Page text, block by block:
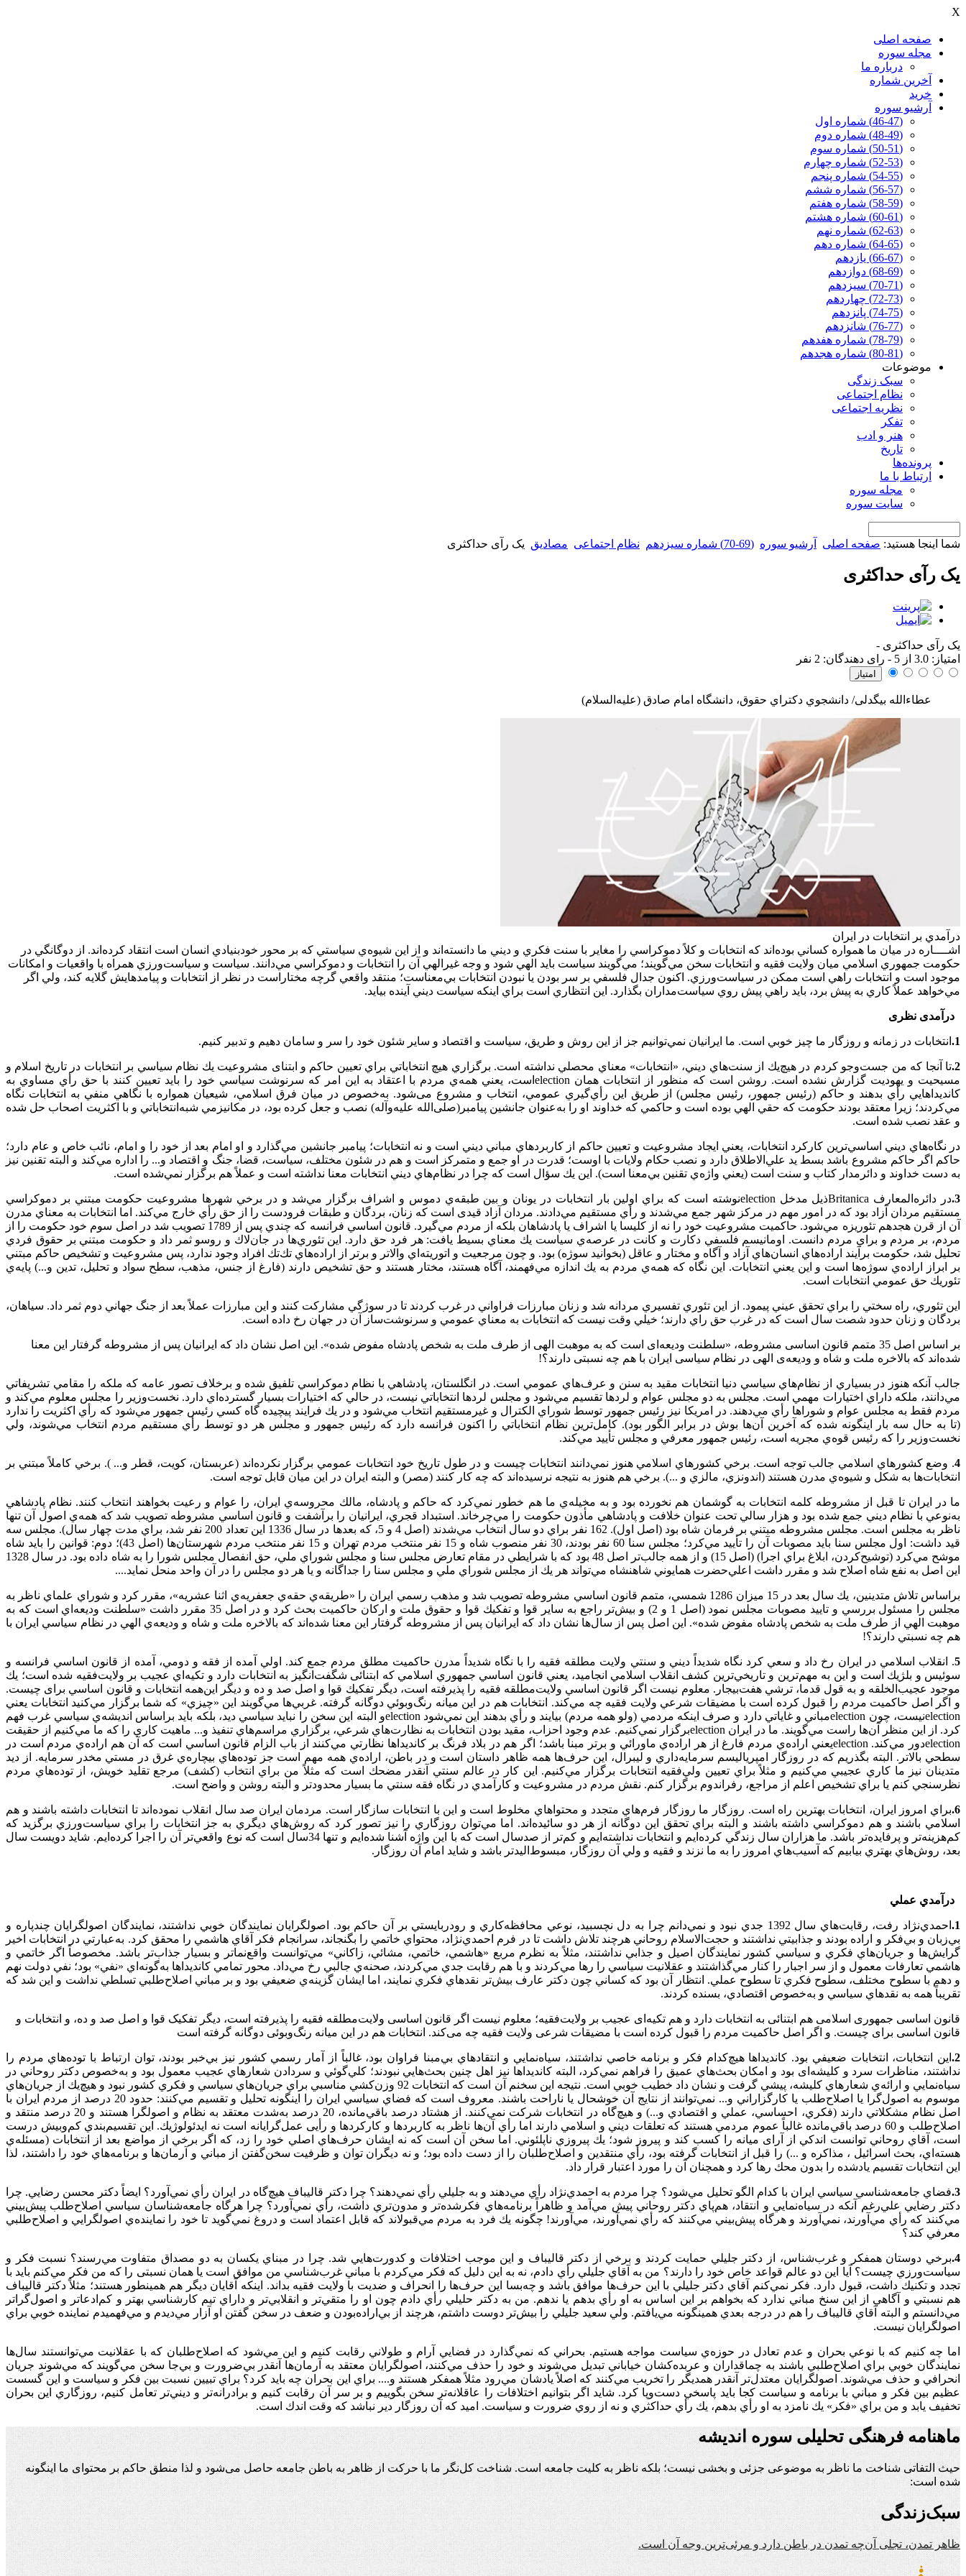
X
صفحه اصلی
مجله سوره
درباره ما
آخرين شماره
خرید
آرشیو سوره
(46-47) شماره اول
(48-49) شماره دوم
(50-51) شماره سوم
(52-53) شماره چهارم
(54-55) شماره پنجم
(56-57) شماره ششم
(58-59) شماره هفتم
(60-61) شماره هشتم
(62-63) شماره نهم
(64-65) شماره دهم
(66-67) یازدهم
(68-69) دوازدهم
(70-71) سیزدهم
(72-73) چهاردهم
(74-75) پانزدهم
(76-77) شانزدهم
(78-79) شماره هفدهم
(80-81) شماره هجدهم
موضوعات
سبک زندگی
نظام اجتماعی
نظریه اجتماعی
تفکر
هنر و ادب
تاریخ
پرونده‌ها
ارتباط با ما
مجله سوره
سایت سوره
شما اینجا هستید: صفحه اصلی آرشیو سوره (69-70) شماره سیزدهم نظام اجتماعی مصادیق یک رآی حداکثری
یک رآی حداکثری
یک رآی حداکثری -
امتياز: 3.0 از 5 - رای دهندگان: 2 نفر
عطاءالله بیگدلی/ دانشجوي دکتراي حقوق، دانشگاه امام صادق (عليه‌السلام)
درآمدي بر انتخابات در ايران
اشــــاره در ميان ما همواره کساني بوده‌اند که انتخابات و کلاً دموکراسي را مغاير با سنت فکري و ديني ما دانسته‌اند و از اين شيوه‌ي سياستي که بر محور خودبنيادي انسان است انتقاد کرده‌اند. از دوگانگي در
حکومت جمهوري اسلامي ميان ولايت فقيه و انتخابات سخن مي‌گويند؛ مي‌گويند سياست بايد الهي شود و وجه غيرالهي آن را انتخابات و دموکراسي مي‌دانند. سياست و سياست‌ورزي همراه با واقعيات و امکانات
موجود است و انتخابات راهي است ممکن در سياست‌ورزي. اکنون جدال فلسفي بر سر بودن يا نبودن انتخابات بي‌معناست؛ منتقد واقعي گرچه مختاراست در نظر از انتخابات و پيامدهايش گلايه کند، ولي اگر
مي‌خواهد عملاً کاري به پيش برد، بايد راهي پيش روي سياست‌مداران بگذارد. اين انتظاري است براي اينکه سياست ديني آينده بيايد.
درآمدی نظری
1. انتخابات در زمانه و روزگار ما چيز خوبي است. ما ايرانيان نمي‌توانيم جز از اين روش و طريق‌، سياست و اقتصاد و ساير شئون خود را سر و سامان دهيم و تدبير كنيم.
2. تا آنجا كه من جست‌وجو كردم در هيچ‌يك از سنت‌هاي ديني، «انتخابات» معناي محصلي نداشته است. برگزاري هيچ انتخاباتي براي تعيين حاكم و ابتنای مشروعيت يك نظام سياسي بر انتخابات در تاريخ اسلام و
مسيحيت و يهوديت گزارش نشده است. روشن است كه منظور از انتخابات همان electionاست، يعني همه‌ي مردم با اعتقاد به اين امر كه سرنوشت سياسي خود را بايد تعيين كنند با حق رأي مساوي به
كانديدا‌هايي رأي بدهند و حاكم (رئيس جمهور، رئيس مجلس) از طريق اين رأي‌گيري عمومي، انتخاب و مشروع میشود. به‌خصوص در ميان فرق اسلامي، شيعيان همواره با نگاهي منفي به انتخابات نگاه
مي‌كردند؛ زيرا معتقد بودند حكومت كه حقي الهي بوده است و حاكمي كه خداوند او را به‌عنوان جانشين پيامبر(صلی الله علیه‌و‌آله) نصب و جعل كرده بود، در مكانيزمي شبه انتخاباتي و با اكثريت اصحاب حل شده
و عقد نصب شده است.
در نگاههاي ديني اساسي‌ترين كاركرد انتخابات، يعني ايجاد مشروعيت و تعيين حاكم از كاربرد‌هاي مباني ديني است و نه انتخابات؛ پيامبر جانشين مي‌گذارد و او امام بعد از خود را و امام، نائب خاص و عام دارد؛
حاكم اگر حاكم مشروع باشد بسط يد علي‌‌الاطلاق دارد و نصب حكام ولايات با اوست؛ قدرت در او جمع و متمركز است و هم در شئون مختلف، سياست، قضا، جنگ و اقتصاد و... را اداره مي‌كند و البته تقنین نيز
به دست خداوند و دائرمدار كتاب و سنت است (يعني واژه‌ي تقنین بي‌معنا است). اين يك سؤال است كه چرا در نظام‌هاي ديني انتخابات معنا نداشته است و عملاً هم برگزار نمي‌شده است.
3. در دائره‌المعارف Britanicaذيل مدخل electionنوشته است كه براي اولين بار انتخابات در يونان و بين طبقه‌ي دموس و اشراف برگزار مي‌شد و در برخي شهرها مشروعيت حكومت مبتني بر دموكراسي
مستقيم مردان آزاد بود كه در امور مهم در مركز شهر جمع مي‌شدند و رأي مستقيم مي‌دادند. مردان آزاد قیدی است كه زنان، بردگان و طبقات فرودست را از حق رأي خارج مي‌كند. اما انتخابات به معناي مدرن
آن از قرن هجدهم تئوریزه مي‌شود. حاكميت مشروعيت خود را نه از كليسا يا اشراف يا پادشاهان بلكه از مردم مي‌گيرد. قانون اساسي فرانسه كه چندي پس از 1789 تصويب شد در اصل سوم خود حكومت را از
مردم، بر مردم و براي مردم دانست. اومانيسم فلسفي دكارت و كانت در عرصه‌ي سياست يك معناي بسيط يافت: هر فرد حق دارد. اين تئوري‌ها در جان‌لاك و روسو ثمر داد و حكومت مبتني بر حقوق فردي
تحليل شد، حكومت برآيند اراده‌هاي انسان‌هاي آزاد و آگاه و مختار و عاقل (بخوانيد سوژه) بود. و چون مرجعيت و اتوريته‌اي والاتر و برتر از اراده‌هاي تك‌تك افراد وجود ندارد، پس مشروعيت و تشخيص حاكم مبتني
بر ابراز اراده‌ي سوژه‌ها است و اين يعني انتخابات. اين نگاه كه همه‌ي مردم به يك اندازه مي‌فهمند، آگاه هستند، مختار هستند و حق تشخيص دارند (فارغ از جنس، مذهب، سطح سواد و تحليل، تدين و...) پايه‌ي
تئوريك حق عمومي انتخابات است.
اين تئوري، راه سختي را براي تحقق عيني پيمود. از اين تئوري تفسيري مردانه شد و زنان مبارزات فراواني در غرب كردند تا در سوژگي مشاركت كنند و اين مبارزات عملاً بعد از جنگ جهاني دوم ثمر داد. سياهان،
بردگان و زنان حدود شصت سال است كه در غرب حق راي دارند؛ خيلي وقت نيست كه انتخابات به معناي عمومي و سرنوشت‌ساز آن در جهان رخ داده است.
بر اساس اصل 35 متمم قانون اساسی مشروطه، «سلطنت ودیعه‌ای است که به موهبت الهی از طرف ملت به شخص پادشاه مفوض شده». این اصل نشان داد که ایرانیان پس از مشروطه گرفتار این معنا
شده‌اند که بالاخره ملت و شاه و ودیعه‌ی الهی در نظام سیاسی ایران با هم چه نسبتی دارند؟!
جالب آنكه هنوز در بسياري از نظام‌هاي‌ سياسي دنيا انتخابات مقيد به سنن و عرف‌هاي عمومي است. در انگلستان، پادشاهي با نظام دموكراسي تلفيق شده و برخلاف تصور عامه كه ملكه را مقامي تشريفاتي
مي‌دانند، ملكه داراي اختيارات مهمي است. مجلس به دو مجلس عوام و لردها تقسيم مي‌شود و مجلس لردها انتخاباتي نيست، در حالي كه اختيارات بسيار گسترده‌اي دارد. نخست‌وزير را مجلس معلوم مي‌كند و
مردم فقط به مجلس عوام و شورا‌ها رأي مي‌دهند. در امريكا نيز رئيس جمهور توسط شوراي الکترال و غير‌مستقيم انتخاب مي‌شود و در يك فرايند پيچيده گاه كسي رئيس جمهور مي‌شود كه رأي اكثريت را ندارد
(تا به حال سه بار اينگونه شده كه آخرين آنها بوش در برابر الگور بود). كامل‌ترين نظام انتخاباتي را اكنون فرانسه دارد كه رئيس جمهور و مجلس هر دو توسط رأي مستقيم مردم انتخاب مي‌شوند، ولي
نخست‌وزير را كه رئيس قوه‌ي مجريه است، رئيس جمهور معرفي و مجلس تأييد مي‌كند.
4. وضع كشور‌‌هاي اسلامي جالب توجه است. برخي كشور‌هاي اسلامي هنوز نمي‌دانند انتخابات چيست و در طول تاريخ خود انتخابات عمومي برگزار نكرده‌اند (عربستان، كويت، قطر و... ). برخي كاملاً مبتني بر
انتخابات‌ها به شكل و شيوه‌ي مدرن هستند (اندونزي، مالزي و ...). برخي هم هنوز به نتيجه نرسيده‌اند كه چه كار كنند (مصر) و البته ايران در اين ميان قابل توجه است.
ما در ايران تا قبل از مشروطه كلمه انتخابات به گوشمان هم نخورده بود و به مخيله‌ي ما هم خطور نمي‌كرد كه حاكم و پادشاه، مالك محروسه‌ي ايران، را عوام و رعيت بخواهند انتخاب كنند. نظام پادشاهي
به‌نوعي با نظام ديني جمع شده بود و هزار سالي تحت عنوان خلافت و پادشاهي مأذون حكومت را مي‌چرخاند. استبداد قجري، ايرانيان را برآشفت و قانون اساسي مشروطه تصويب شد كه همه‌ي اصول آن تنها
ناظر به مجلس است. مجلس مشروطه مبتني بر فرمان شاه بود (اصل اول). 162 نفر براي دو سال انتخاب مي‌شدند (اصل 4 و 5، که بعدها در سال 1336 اين تعداد 200 نفر شد، براي مدت چهار سال). مجلس سه
قید داشت: اول مجلس سنا بايد مصوبات آن را تأييد مي‌كرد؛ مجلس سنا 60 نفر بودند، 30 نفر منصوب شاه و 15 نفر منتخب مردم تهران و 15 نفر منتخب مردم شهرستان‌ها (اصل 43)؛ دوم: قوانين را بايد شاه
موشح مي
كرد (توشيح‌کردن، ابلاغ براي اجرا) (اصل 15) و از همه جالب‌تر اصل 48 بود كه با شرايطي در مقام تعارض مجلس سنا و مجلس شوراي ملي، حق‌ انفصال مجلس شورا را به شاه داده بود. در سال 1328
اين اصل به نفع شاه اصلاح شد و مقرر داشت اعلي‌حضرت همايوني شاهنشاه مي‌تواند هر يك از مجلس شوراي ملي و مجلس سنا را جداگانه و يا هر دو مجلس را در آن واحد منحل نمايد....
براساس تلاش متدينين، يك سال بعد در 15 ميزان 1286 شمسي، متمم قانون اساسي مشروطه تصويب شد و مذهب رسمي ايران را «طريقه‌ي حقه‌ي‌ جعفريه‌ي ‌اثنا‌ عشريه»، مقرر كرد و شوراي علماي ناظر به
مجلس را مسئول بررسي و تاييد مصوبات مجلس نمود (اصل 1 و 2) و بيش‌تر راجع به ساير قوا و تفكيك قوا و حقوق ملت و اركان حاكميت بحث كرد و در اصل 35 مقرر داشت «سلطنت وديعه‌اي است كه به
موهبت الهي از طرف ملت به شخص پادشاه مفوض شده». اين اصل پس از سال‌ها نشان داد كه ايرانيان پس از مشروطه گرفتار اين معنا شده‌اند كه بالاخره ملت و شاه و وديعه‌ي الهي در نظام سياسي ايران با
هم چه نسبتي دارند؟!
5. انقلاب اسلامي در ايران رخ داد و سعي كرد نگاه شديداً ديني و سنتي ولايت مطلقه فقيه را با نگاه شديداً مدرن حاكميت مطلق مردم جمع كند. اولي آمده از فقه و دومي، آمده از قانون اساسي فرانسه و
سوئيس و بلژيك است و اين به مهم‌ترين و تاريخي‌ترين كشف انقلاب اسلامي انجاميد، يعني قانون اساسي جمهوري اسلامي كه ابتنائی شگفت‌انگيز به انتخابات دارد و تكيه‌اي عجيب بر ولايت‌فقيه شده است؛ يك
موجود عجيب‌الخلقه و به قول قدما، ترشي هفت‌بيجار. معلوم نيست اگر قانون اساسي ولايت‌مطلقه فقيه را پذيرفته است، ديگر تفكيك قوا و اصل صد و ده و ديگر اين‌همه انتخابات و قانون اساسي برای چيست.
و اگر اصل حاكميت مردم را قبول كرده است با مضيقات شرعي ولايت فقيه چه مي‌كند. انتخابات هم در اين ميانه رنگ‌وبوئي دوگانه گرفته. غربي‌ها مي‌گويند اين «چيزي» كه شما برگزار مي‌كنيد انتخابات يعني
electionنيست، چون electionمباني و غاياتي دارد و صرف اينكه مردمي (ولو همه مردم) بيايند و رأي بدهند اين نمي‌شود electionو البته اين سخن را نبايد سياسي ديد، بلكه بايد براساس انديشه‌ي سياسي غرب فهم
كرد. از اين منظر آن‌ها راست مي‌گويند. ما در ايران electionبرگزار نمي‌كنيم. عدم وجود احزاب، مقيد بودن انتخابات به نظارت‌هاي شرعي، برگزاري‌ مراسم‌هاي تنفيذ و... ماهيت كاري را كه ما مي‌كنيم از حقيقت
electionدور مي‌كند. electionيعني اراده‌ي مردم فارغ از هر اراده‌ي ماورائي و برتر مبنا باشد؛ اگر هم در بلاد فرنگ بر كانديداها نظارتي مي‌كنند از باب الزام قانون اساسي است كه آن هم اراده‌ي مردم است در
سطحي بالاتر. البته بگذريم كه در روزگار امپرياليسم سرمايه‌داري و ليبرال، اين حر‌ف‌ها همه ظاهر داستان است و در باطن، اراده‌ي همه مهم است جز توده‌هاي بيچاره‌ي غرق در مستي مخدر سرمايه. از ديد
متدينان نيز ما كاري عجيبي مي‌كنيم و مثلاً براي تعيين ولي‌فقيه انتخابات برگزار مي‌كنيم. اين كار در عالم سنتي آنقدر مضحك است كه مثلاً من براي انتخاب (كشف) مرجع تقليد خويش، از توده‌هاي مردم
نظرسنجي كنم يا براي تشخيص اعلم از مراجع، رفراندوم برگزار كنم. نقش مردم در مشروعيت و كارآمدي در نگاه فقه سنتي ما بسيار محدودتر و البته روشن و واضح است.
6. براي امروز ايران، انتخابات بهترين راه است. روزگار ما روزگار فرم‌هاي متجدد و محتواهاي مخلوط است و اين با انتخابات سازگار است. مردمان ايران صد سال انقلاب نموده‌اند تا انتخابات داشته باشند و هم
اسلامي باشند و هم دموكراسي داشته باشند و البته براي تحقق اين دوگانه از هر دو سائيده‌اند. اما مي‌توان روزگاري را نيز تصور كرد كه روش‌هاي ديگري به جز انتخابات را براي سياست‌ورزي برگزيد كه
كم‌هزينه‌تر و پرفايده‌تر باشد. ما هزاران سال زندگي كرده‌ايم و انتخابات نداشته‌ايم و كم‌تر از صدسال است كه با اين واژه آشنا شده‌ايم و تنها 34سال است كه نوع واقعي‌تر آن را اجرا كرده‌ايم. شايد دويست سال
بعد، روش‌هاي بهتري بيابيم كه آسيب‌هاي امروز را به ما نزند و فقيه و ولي آن روزگار، مبسوط‌الیدتر باشد و شايد امام آن روزگار.
درآمدي عملي
1.
احمدي‌نژاد رفت، رقابت‌هاي سال 1392 جدي نبود و نمي‌دانم چرا به دل نچسبيد، نوعي محافظه‌كاري و رودربايستي بر آن حاكم بود. اصولگرايان نمايندگان خوبي نداشتند، نمايندگان اصولگرايان چندپاره و
بي‌زبان و بي‌فكر و اراده بودند و جذابيتي نداشتند و حجت‌الاسلام روحاني هرچند تلاش داشت تا در فرم احمدي‌نژاد، محتواي خاتمي را بگنجاند، سرانجام فكر آقاي هاشمي را محقق كرد. به‌عبارتي در انتخابات اخير
گرايش‌ها و جريان‌هاي فكري و سياسي كشور نمايندگان اصيل و جذابي نداشتند، مثلاً به نظرم مربع «هاشمي، خاتمي، مشائي، زاكاني» مي‌توانست واقع‌نماتر و بسيار جذاب‌تر باشد. مخصوصاً اگر خاتمي و
هاشمي تعارفات معمول و از سر اجبار را كنار مي‌گذاشتند و عقلانيت سياسي را رها مي‌كردند و با هم رقابت جدي مي‌كردند، صحنه‌ي جالبي رخ مي‌داد. محور تمامي كانديداها به‌گونه‌اي «نفي» بود؛ نفي دولت نهم
و دهم با سطوح مختلف، سطوح فكري تا سطوح عملي. انتظار آن بود كه كساني چون دكتر عارف بيش‌تر نقدهاي فكري نمايند، اما ايشان گزينه‌ي ضعيفي بود و بر مباني اصلاح‌طلبي تسلطي نداشت و اين شد كه
تقريباً همه به نقدهاي سياسي و به‌خصوص اقتصادي، بسنده كردند.
قانون اساسی جمهوری اسلامی هم ابتنائی به انتخابات دارد و هم تکیه‌ای عجیب بر ولایت‌فقیه؛ معلوم نیست اگر قانون اساسی ولایت‌مطلقه فقیه را پذیرفته است، دیگر تفکیک قوا و اصل صد و ده، و انتخابات و
قانون اساسی برای چیست. و اگر اصل حاکمیت مردم را قبول کرده است با مضیقات شرعی ولایت فقیه چه می‌کند. انتخابات هم در این میانه رنگ‌وبوئی دوگانه گرفته است
2. اين انتخابات، انتخابات ضعيفي بود. كانديداها هيچ‌كدام فكر و برنامه خاصي نداشتند، سياه‌نمايي و انتقادهاي بي‌مبنا فراوان بود، غالباً از آمار رسمي كشور نيز بي‌خبر بودند، توان ارتباط با توده‌هاي مردم را
نداشتند، مناظرات سرد و كليشه‌‌ای بود و امكان بحث‌هاي عميق را فراهم نمي‌كرد، البته كانديداها نيز اهل چنين بحث‌هايي نبودند؛ كلي‌گوئي و سردادن شعارهاي عجيب معمول بود و به‌خصوص دكتر روحاني در
سياه‌نمايي و ارائه‌ي شعارهاي كليشه، پيشي گرفت و نشان داد خطيب خوبي است. نتيجه اين سخنم آن است كه انتخابات 92 وزن‌كشي مناسبي براي جريان‌هاي سياسي و فكري كشور نبود و هيچ‌يك از جريان‌هاي
موسوم به اصول‌گرا يا اصلاح‌طلب يا كارگزاراني و... نمي‌توانند از نتايج آن خوشحال يا ناراحت باشند. معروف است كه فضاي سياسي ايران را اينگونه تحليل و تقسيم مي‌كنند: حدود 20 درصد از مردم ايران با
اصل نظام مشكلاتي دارند (فكري، احساسي، عملي و اقتصادي و...) و هيچ‌گاه در انتخابات شركت نمي‌كنند. از هشتاد درصد باقي‌مانده، 20 درصد به‌شدت معتقد به نظام و اصولگرا هستند و 20 درصد منتقد و
اصلاح‌طلب و 60 درصد باقي‌مانده غالباً عموم مردمي هستند كه تعلقات ديني و اسلامي دارند اما رأي آن‌ها ناظر به كاربردها و كاركردها و رأیی عمل‌گرايانه است نه ايدئولوژيك. اين تقسيم‌بندي كم‌و‌بيش درست
است، آقاي روحاني توانست اندكي از آرای ميانه را كسب كند و پيروز شود؛ يك پيروزي ناپلئوني. اما سخن آن است كه نه ايشان حرف‌هاي اصلي خود را زد، كه اگر برخي از مواضع بعد از انتخابات (مسئله‌ي
هسته‌اي، بحث اسرائيل ، مذاكره و ...) را قبل از انتخابات گرفته بود، رأي منتقدين و اصلاح‌طلبان را از دست داده بود؛ و نه ديگران توان و ظرفيت سخن‌گفتن از مباني و آرمان‌ها و برنامه‌هاي خود را داشتند، لذا
اين انتخابات تقسيم يادشده را بدون محك رها كرد و همچنان آن را مورد اعتبار قرار داد.
3. فضاي جامعه‌شناسي سياسي ايران با كدام الگو تحليل مي‌شود؟ چرا مردم به احمدي‌نژاد رأي مي‌دهند و به جليلي رأي نمي‌دهند؟ چرا دكتر قاليباف هيچ‌گاه در ايران رأي نمي‌آورد؟ ايضاً دكتر محسن رضايي. چرا
دكتر رضايي علي‌رغم آنكه در سياه‌نمايي و انتقاد، هم‌پاي دكتر روحاني پيش مي‌آمد و ظاهراً برنامه‌‌هاي فكرشده‌تر و مدون‌تري داشت، رأي نمي‌آورد؟ چرا هرگاه جامعه‌شناسان سياسي اصلاح‌طلب پيش‌بيني
مي‌كنند كه رأي مي‌آورند، نمي‌آورند و هرگاه پيش‌بيني مي‌كنند كه رأي نمي‌آورند، مي‌آورند! چگونه يك فرد به مردم مي‌قبولاند كه قابل اعتماد است و دروغ نمي‌گويد تا خود را نماينده‌ي اصولگرايي و اصلاح‌طلبي
معرفي ‌كند؟
4. برخي دوستان همفكر و غرب‌شناس، از دكتر جليلي حمايت كردند و برخي از دكتر قاليباف و اين موجب اختلافات و كدورت‌هايي شد. چرا در مبناي يكسان به دو مصداق متفاوت مي‌رسند؟ نسبت فكر و
سياست‌ورزي چيست؟ آيا اين دو عالم قواعد خاص خود را دارند؟ من به آقاي جليلي رأي دادم، نه به اين دليل كه فكر مي‌كردم با مباني غرب‌شناسي من موافق است يا همان نسبتی را كه من فكر مي‌كنم بايد با
تجدد و تكنيك داشت، قبول دارد. فكر نمي‌كنم آقاي دكتر جليلي با اين حرف‌ها موافق باشد و چه‌بسا اين حرف‌ها را انحراف و ضديت با ولايت فقيه بداند. اينكه آقايان ديگر هم همينطور هستند؛ مثلاً دكتر قاليباف
هم نسبتي و آگاهي از اين سنخ مباني ندارد كه بخواهم بر اين اساس به او رأي بدهم يا ندهم. من به دكتر حليلي رأي دادم چون او را متقي‌تر و انقلابي‌تر و داراي تيم كارشناسي بهتر و كم‌ادعاتر و اصول‌گراتر
مي‌دانستم و البته آقاي قاليباف را هم در درجه بعدي همينگونه مي‌يافتم. ولي سعيد جليلي را بيش‌تر دوست داشتم، هرچند از بي‌اراده‌بودن و ضعف در سخن گفتن او آزار مي‌ديدم و مي‌فهميدم نماينده‌ خوبي براي
اصولگرايان نيست.
اما چه كنيم كه با نوعي بحران و عدم تعادل در حوزه‌ي سياست مواجه هستيم. بحراني كه نمي‌گذارد در فضايي آرام و طولاني رقابت كنيم و اين مي‌شود كه اصلاح‌طلبان كه با عقلانيت مي‌توانستند سال‌ها
نمايندگان خوبي براي اصلاح‌طلبي باشند به چماقداران و عربده‌كشان خياباني تبديل مي‌شوند و خود را حذف مي‌كنند، اصولگرايان معتقد به آرمان‌ها آنقدر بي‌ضرورت و بي‌جا سخن مي‌گويند كه مي‌شوند جريان
انحرافي و حذف مي‌شوند. اصولگرايان معتدل‌تر آنقدر همديگر را تخريب مي‌كنند كه اصلاً يادشان مي‌رود مثلاً همفكر هستند و.... براي اين بحران چه بايد كرد؟ براي تبيين نسبت بين فكر و سياست و اين گسست
عظيم بين فكر و مباني با برنامه و سياست كجا بايد پاسخي دست‌وپا كرد. شايد اگر بتوانيم اختلافات را عاقلانه‌تر سخن بگوييم و بر سر آن رقابت كنيم و برادرانه‌تر و ديني‌تر تعامل كنيم، روزگاري اين بحران
تخفيف يابد و من براي «فكر» يك نامزد به او رأي بدهم، يك رأي حداكثري و نه از روي ضرورت و سياست. اميد كه آن روزگار دير نباشد كه وقت اندك است.
ماهنامه فرهنگی تحلیلی سوره اندیشه
حیث التفاتی شناخت ما ناظر به موضوعی جزئی و بخشی نیست؛ بلکه ناظر به کلیت جامعه است. شناخت کل‌نگر ما با حرکت از ظاهر به باطن جامعه حاصل می‌شود و لذا منطق حاکم بر محتوای ما اینگونه
شده است:
سبک‌زندگی
ظاهر تمدن، تجلی آن‌چه تمدن در باطن دارد و مرئی‌ترین وجه آن است.